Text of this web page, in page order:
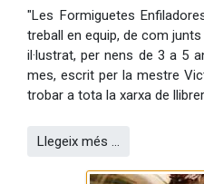
"Les Formiguetes
treball en equip, de com
il·lustrat, per nens de 3 a 5
mes, escrit per la mestre
trobar a tota la xarxa de
Llegeix més …